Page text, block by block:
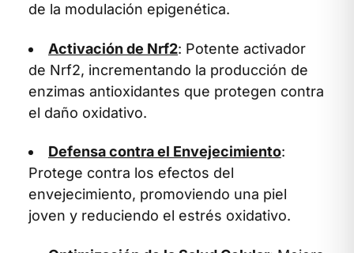
de la modulación epigenética.
Activación de Nrf2: Potente activador
de Nrf2, incrementando la producción de
enzimas antioxidantes que protegen contra
el daño oxidativo.
Defensa contra el Envejecimiento:
Protege contra los efectos del
envejecimiento, promoviendo una piel
joven y reduciendo el estrés oxidativo.